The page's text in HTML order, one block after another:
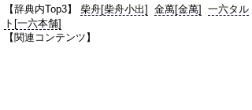
【辞典内Top3】 柴舟[柴舟小出] 金萬[金萬] 一六タル
ト[一六本舗]
【関連コンテンツ】